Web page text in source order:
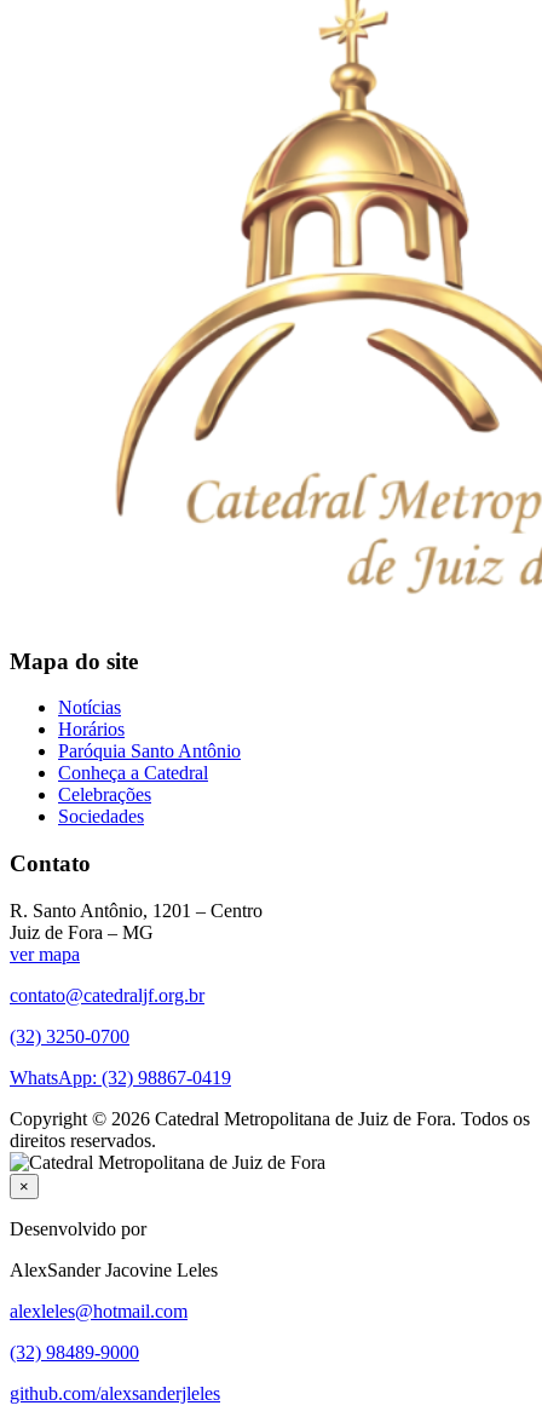
Mapa do site
Notícias
Horários
Paróquia Santo Antônio
Conheça a Catedral
Celebrações
Sociedades
Contato
R. Santo Antônio, 1201 – Centro
Juiz de Fora – MG
ver mapa
contato@catedraljf.org.br
(32) 3250-0700
WhatsApp: (32) 98867-0419
Copyright © 2026 Catedral Metropolitana de Juiz de Fora. Todos os
direitos reservados.
×
Desenvolvido por
AlexSander Jacovine Leles
alexleles@hotmail.com
(32) 98489-9000
github.com/alexsanderjleles